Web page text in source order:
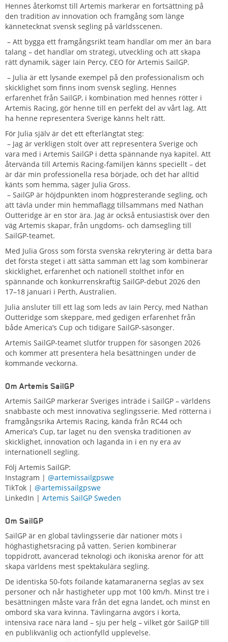
Hennes återkomst till Artemis markerar en fortsättning på
den tradition av innovation och framgång som länge
kännetecknat svensk segling på världsscenen.
– Att bygga ett framgångsrikt team handlar om mer än bara
talang – det handlar om strategi, utveckling och att skapa
rätt dynamik, säger Iain Percy, CEO för Artemis SailGP.
– Julia är ett lysande exempel på den professionalism och
skicklighet som finns inom svensk segling. Hennes
erfarenhet från SailGP, i kombination med hennes rötter i
Artemis Racing, gör henne till en perfekt del av vårt lag. Att
ha henne representera Sverige känns helt rätt.
För Julia själv är det ett efterlängtat steg:
– Jag är verkligen stolt över att representera Sverige och
vara med i Artemis SailGP i detta spännande nya kapitel. Att
återvända till Artemis Racing-familjen känns speciellt – det
är där min professionella resa började, och det har alltid
känts som hemma, säger Julia Gross.
– SailGP är höjdpunkten inom högpresterande segling, och
att tävla under min hemmaflagg tillsammans med Nathan
Outteridge är en stor ära. Jag är också entusiastisk över den
väg Artemis skapar, från ungdoms- och damsegling till
SailGP-teamet.
Med Julia Gross som första svenska rekrytering är detta bara
det första steget i att sätta samman ett lag som kombinerar
skicklighet, erfarenhet och nationell stolthet inför en
spännande och konkurrenskraftig SailGP-debut 2026 den
17–18 januari i Perth, Australien.
Julia ansluter till ett lag som leds av Iain Percy, med Nathan
Outteridge som skeppare, med gedigen erfarenhet från
både America’s Cup och tidigare SailGP-säsonger.
Artemis SailGP-teamet slutför truppen för säsongen 2026
och kommer att presentera hela besättningen under de
kommande veckorna.
Om Artemis SailGP
Artemis SailGP markerar Sveriges inträde i SailGP – världens
snabbaste och mest innovativa seglingsserie. Med rötterna i
framgångsrika Artemis Racing, kända från RC44 och
America’s Cup, tar laget nu den svenska traditionen av
skicklighet, innovation och laganda in i en ny era av
internationell segling.
Följ Artemis SailGP:
Instagram | @artemissailgpswe
TikTok | @artemissailgpswe
LinkedIn | Artemis SailGP Sweden
Om SailGP
SailGP är en global tävlingsserie där nationer möts i
höghastighetsracing på vatten. Serien kombinerar
toppidrott, avancerad teknologi och ikoniska arenor för att
skapa världens mest spektakulära segling.
De identiska 50-fots foilande katamaranerna seglas av sex
personer och når hastigheter upp mot 100 km/h. Minst tre i
besättningen måste vara från det egna landet, och minst en
ombord ska vara kvinna. Tävlingarna avgörs i korta,
intensiva race nära land – sju per helg – vilket gör SailGP till
en publikvänlig och actionfylld upplevelse.